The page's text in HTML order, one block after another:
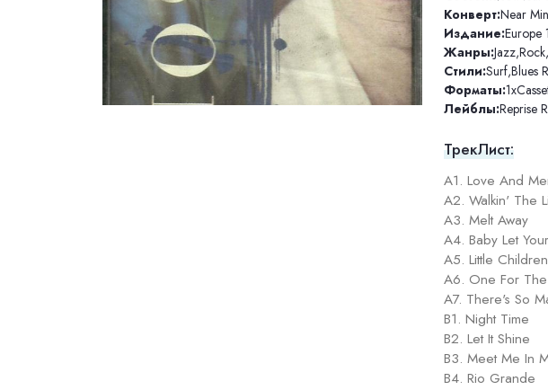
Конверт:Near
Издание:Europe
Жанры:Jazz,Rock,
Стили:Surf,Blues
Форматы:
Лейблы:Reprise
ТрекЛист:
A1. Love And
A2. Walkin' The
A3. Melt Away
A4. Baby Let
A5. Little Children
A6. One For
A7. There's So
B1. Night Time
B2. Let It Shine
B3. Meet Me In
B4. Rio Grande